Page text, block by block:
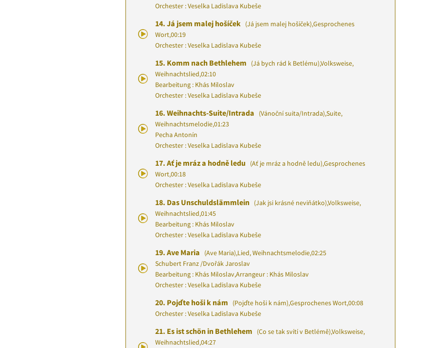
Orchester : Veselka Ladislava Kubeše
14. Já jsem malej hošíček (Já jsem malej hošíček),Gesprochenes
Wort,00:19
Orchester : Veselka Ladislava Kubeše
15. Komm nach Bethlehem (Já bych rád k Betlému),Volksweise,
Weihnachtslied,02:10
Bearbeitung : Khás Miloslav
Orchester : Veselka Ladislava Kubeše
16. Weihnachts-Suite/Intrada (Vánoční suita/Intrada),Suite,
Weihnachtsmelodie,01:23
Pecha Antonín
Orchester : Veselka Ladislava Kubeše
17. Ať je mráz a hodně ledu (Ať je mráz a hodně ledu),Gesprochenes
Wort,00:18
Orchester : Veselka Ladislava Kubeše
18. Das Unschuldslämmlein (Jak jsi krásné neviňátko),Volksweise,
Weihnachtslied,01:45
Bearbeitung : Khás Miloslav
Orchester : Veselka Ladislava Kubeše
19. Ave Maria (Ave Maria),Lied, Weihnachtsmelodie,02:25
Schubert Franz /Dvořák Jaroslav
Bearbeitung : Khás Miloslav,Arrangeur : Khás Miloslav
Orchester : Veselka Ladislava Kubeše
20. Pojďte hoši k nám (Pojďte hoši k nám),Gesprochenes Wort,00:08
Orchester : Veselka Ladislava Kubeše
21. Es ist schön in Bethlehem (Co se tak svítí v Betlémě),Volksweise,
Weihnachtslied,04:27